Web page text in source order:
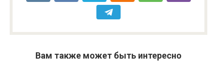
Вам также может быть интересно